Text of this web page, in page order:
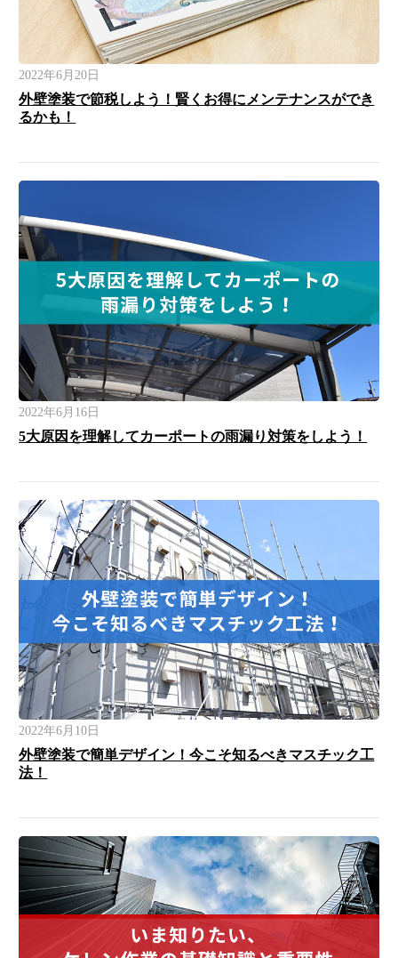
2022年6月20日
外壁塗装で節税しよう！賢くお得にメンテナンスができ
るかも！
2022年6月16日
5大原因を理解してカーポートの雨漏り対策をしよう！
2022年6月10日
外壁塗装で簡単デザイン！今こそ知るべきマスチック工
法！